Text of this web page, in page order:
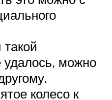
удалось, можно
колесо к